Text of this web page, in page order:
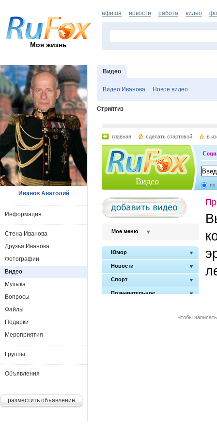
Моя жизнь
афиша новости работа видео
Видео
Видео Иванова Новое видео
Стриптиз
Чтобы
Иванов Анатолий
Информация
Стена Иванова
Друзья Иванова
Фотографии
Видео
Музыка
Вопросы
Файлы
Подарки
Мероприятия
Группы
Объявления
разместить объявление